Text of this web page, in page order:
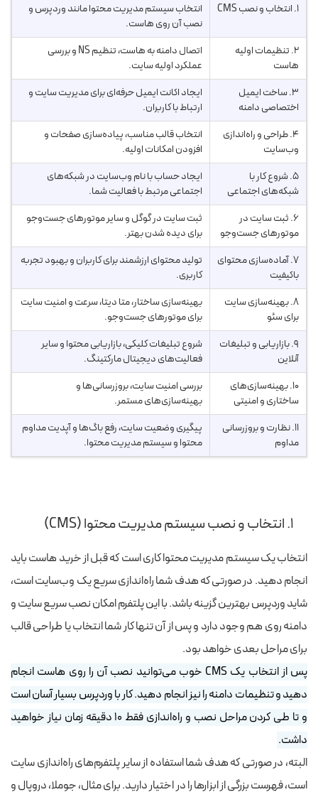
۱. انتخاب و نصب CMS
انتخاب سیستم مدیریت محتوا مانند وردپرس و
نصب آن روی هاست.
۲. تنظیمات اولیه
هاست
اتصال دامنه به هاست، تنظیم NS و بررسی
عملکرد اولیه سایت.
۳. ساخت ایمیل
اختصاصی دامنه
ایجاد اکانت ایمیل حرفه‌ای برای مدیریت سایت و
ارتباط با کاربران.
۴. طراحی و راه‌اندازی
وب‌سایت
انتخاب قالب مناسب، پیاده‌سازی صفحات و
افزودن امکانات اولیه.
۵. شروع کار با
شبکه‌های اجتماعی
ایجاد حساب با نام وب‌سایت در شبکه‌های
اجتماعی مرتبط با فعالیت شما.
۶. ثبت سایت در
موتورهای جست‌وجو
ثبت سایت در گوگل و سایر موتورهای جست‌وجو
برای دیده شدن بهتر.
۷. آماده‌سازی محتوای
باکیفیت
تولید محتوای ارزشمند برای کاربران و بهبود تجربه
کاربری.
۸. بهینه‌سازی سایت
برای سئو
بهینه‌سازی ساختار، متا دیتا، سرعت و امنیت سایت
برای موتورهای جست‌وجو.
۹. بازاریابی و تبلیغات
آنلاین
شروع تبلیغات کلیکی، بازاریابی محتوا و سایر
فعالیت‌های دیجیتال مارکتینگ.
۱۰. بهینه‌سازی‌های
ساختاری و امنیتی
بررسی امنیت سایت، بروزرسانی‌ها و
بهینه‌سازی‌های مستمر.
۱۱. نظارت و بروزرسانی
مداوم
پیگیری وضعیت سایت، رفع باگ‌ها و آپدیت مداوم
محتوا و سیستم مدیریت محتوا.
۱. انتخاب و نصب سیستم مدیریت محتوا (CMS)
انتخاب یک سیستم مدیریت محتوا کاری است که قبل از خرید هاست باید
انجام دهید. در صورتی که هدف شما راه‌اندازی سریع یک وب‌سایت است،
شاید وردپرس بهترین گزینه باشد. با این پلتفرم امکان نصب سریع سایت و
دامنه روی هم وجود دارد و پس از آن تنها کار شما انتخاب یا طراحی قالب
برای مراحل بعدی خواهد بود.
پس از انتخاب یک CMS خوب می‌توانید نصب آن را روی هاست انجام
دهید و تنظیمات دامنه را نیز انجام دهید. کار با وردپرس بسیار آسان است
و تا طی کردن مراحل نصب و راه‌اندازی فقط ۱۰ دقیقه زمان نیاز خواهید
داشت.
البته، در صورتی که هدف شما استفاده از سایر پلتفرم‌های راه‌اندازی سایت
است، فهرست بزرگی از ابزارها را در اختیار دارید. برای مثال، جوملا، دروپال و